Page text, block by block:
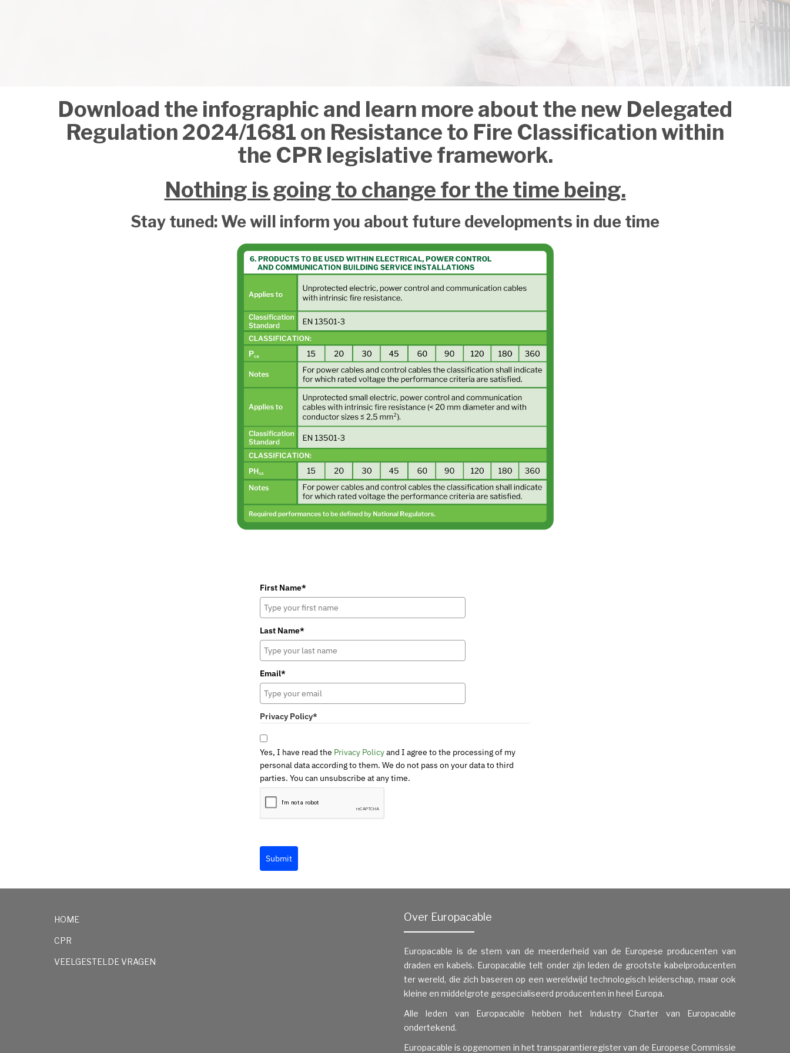
Download the infographic and learn more about the new Delegated
Regulation 2024/1681 on Resistance to Fire Classification within
the CPR legislative framework.
Nothing is going to change for the time being.
Stay tuned: We will inform you about future developments in due time
First Name*
Last Name*
Email*
Privacy Policy*
Yes, I have read the Privacy Policyand I agree to the processing of my
personal data according to them. We do not pass on your data to third
parties. You can unsubscribe at any time.
Submit
HOME
CPR
VEELGESTELDE VRAGEN
Over Europacable
Europacable is de stem van de meerderheid van de Europese producenten van
draden en kabels. Europacable telt onder zijn leden de grootste kabelproducenten
ter wereld, die zich baseren op een wereldwijd technologisch leiderschap, maar ook
kleine en middelgrote gespecialiseerd producenten in heel Europa.
Alle leden van Europacable hebben het Industry Charter van Europacable
ondertekend.
Europacable is opgenomen in hettransparantieregister van de Europese Commissie